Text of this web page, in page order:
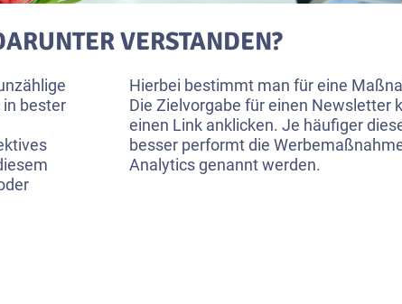
VERSTANDEN?
bester
Hierbei bestimmt man für eine
Die Zielvorgabe für einen Newsletter
einen Link anklicken. Je häufiger
besser performt die
Analytics genannt werden.